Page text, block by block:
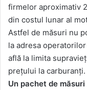
firmelor aproximativ
din costul lunar al
Astfel de măsuri nu
la adresa
află la limita
prețului la carburanți.
Un pachet de